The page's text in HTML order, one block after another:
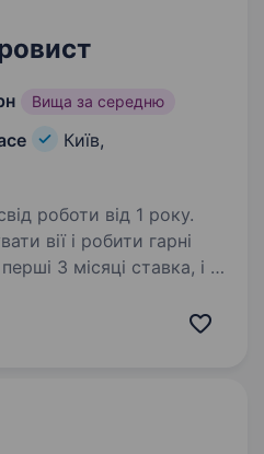
Вища за середню
Київ,
роботи від 1 року.
вії і робити гарні